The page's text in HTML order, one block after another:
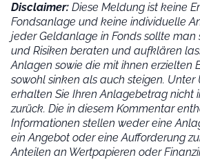
Disclaimer: Diese Meldung ist keine
Fondsanlage und keine individuelle
jeder Geldanlage in Fonds sollte man
und Risiken beraten und aufklären
Anlagen sowie die mit ihnen erzielten
sowohl sinken als auch steigen. Unter
erhalten Sie Ihren Anlagebetrag nicht
zurück. Die in diesem Kommentar
Informationen stellen weder eine
ein Angebot oder eine Aufforderung
Anteilen an Wertpapieren oder